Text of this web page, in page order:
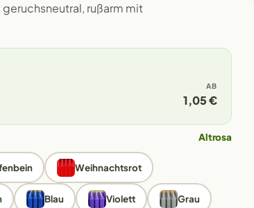
rußarm mit
AB
1,05 €
Altrosa
Weihnachtsrot
Blau Violett Grau